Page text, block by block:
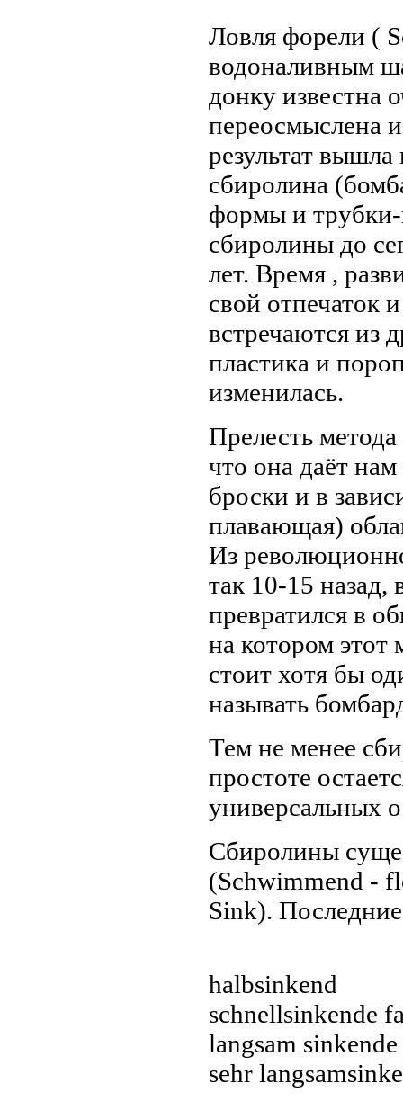
Ловля форели (
водоналивным
донку известна
переосмыслена
результат
сбиролина
формы и
сбиролины до
лет. Время ,
свой отпечаток
встречаются из
пластика и
изменилась.
Прелесть
что она даёт
броски и в
плавающая)
Из
так 10-15 назад,
превратился в
на котором этот
стоит хотя бы
называть
Тем не менее
простоте
универсальных
Сбиролины
(Schwimmend -
Sink).
halbsinkend
schnellsinkende
langsam
sehr